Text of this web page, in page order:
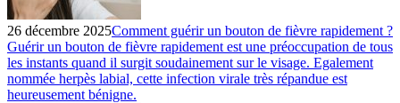
26 décembre 2025Comment guérir un bouton de fièvre rapidement ?
Guérir un bouton de fièvre rapidement est une préoccupation de tous
les instants quand il surgit soudainement sur le visage. Egalement
nommée herpès labial, cette infection virale très répandue est
heureusement bénigne.